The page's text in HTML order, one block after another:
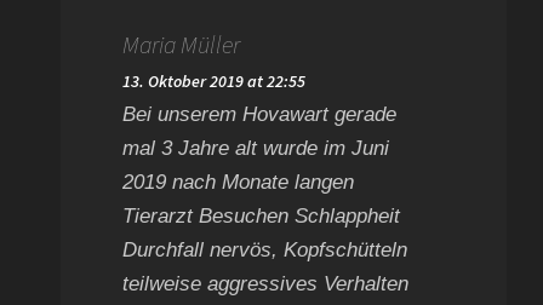
Maria Müller
13. Oktober 2019 at 22:55
Bei unserem Hovawart gerade
mal 3 Jahre alt wurde im Juni
2019 nach Monate langen
Tierarzt Besuchen Schlappheit
Durchfall nervös, Kopfschütteln
teilweise aggressives Verhalten